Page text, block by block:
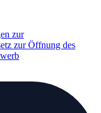
zur
zur Öffnung des